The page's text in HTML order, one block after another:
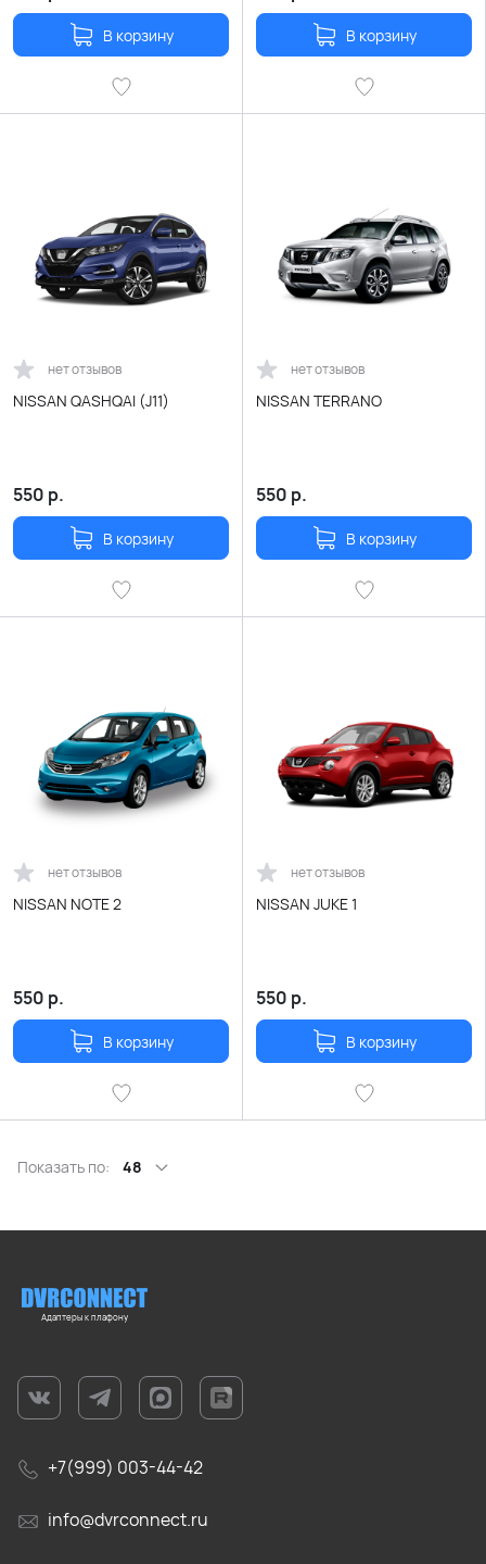
В корзину В корзину
нет отзывов
NISSAN QASHQAI (J11)
550 р.
В корзину
нет отзывов
NISSAN TERRANO
550 р.
В корзину
нет отзывов
NISSAN NOTE 2
550 р.
В корзину
нет отзывов
NISSAN JUKE 1
550 р.
В корзину
Показать по: 48
Адаптеры к плафону
+7(999) 003-44-42
info@dvrconnect.ru